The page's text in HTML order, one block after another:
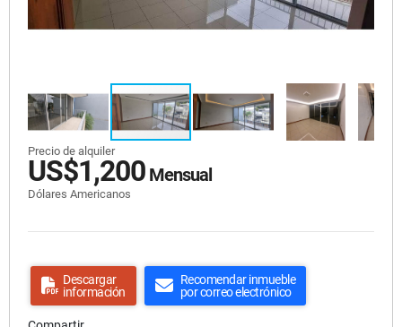
Precio de alquiler
US$1,200 Mensual
Dólares Americanos
Descargar
información
Recomendar inmueble
por correo electrónico